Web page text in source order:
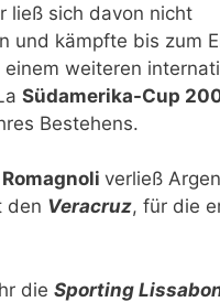
ließ sich davon nicht
und kämpfte bis zum
einem weiteren
Südamerika-Cup
Bestehens.
Romagnoli verließ
den Veracruz, für die
die Sporting